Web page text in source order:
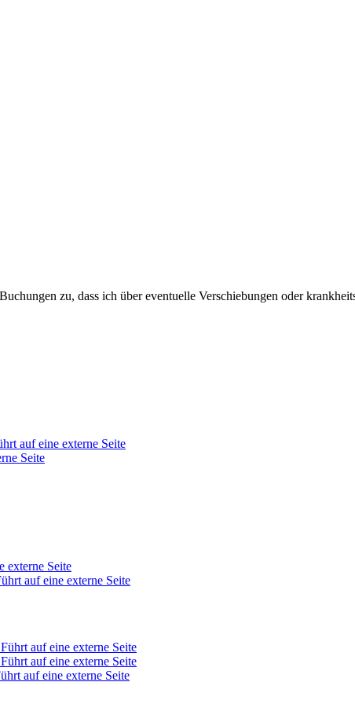
zu, dass ich über eventuelle Verschiebungen oder
auf eine externe Seite
Seite
externe Seite
auf eine externe Seite
Führt auf eine externe Seite
Führt auf eine externe Seite
auf eine externe Seite